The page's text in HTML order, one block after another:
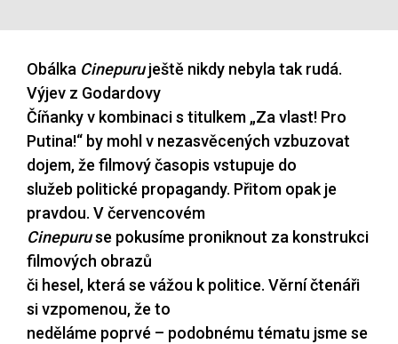
Obálka Cinepuruještě nikdy nebyla tak rudá.
Výjev z Godardovy
Číňanky v kombinaci s titulkem „Za vlast! Pro
Putina!“ by mohl v nezasvěcených vzbuzovat
dojem, že filmový časopis vstupuje do
služeb politické propagandy. Přitom opak je
pravdou. V červencovém
Cinepuruse pokusíme proniknout za konstrukci
filmových obrazů
či hesel, která se vážou k politice. Věrní čtenáři
si vzpomenou, že to
neděláme poprvé – podobnému tématu jsme se